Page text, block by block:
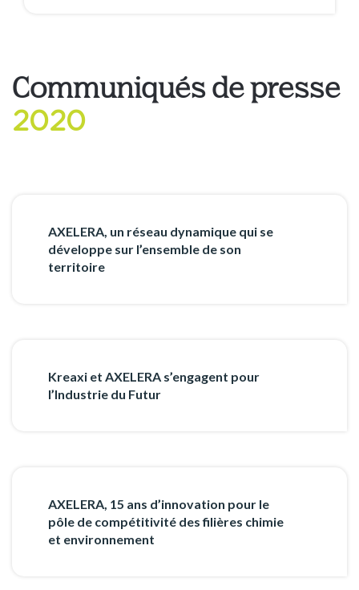
Communiqués de presse
2020
AXELERA, un réseau dynamique qui se
développe sur l’ensemble de son
territoire
Kreaxi et AXELERA s’engagent pour
l’Industrie du Futur
AXELERA, 15 ans d’innovation pour le
pôle de compétitivité des filières chimie
et environnement